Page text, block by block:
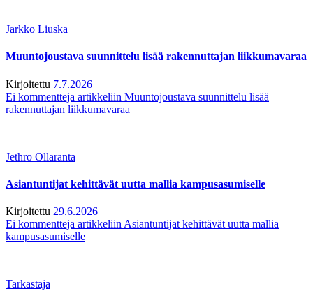
Jarkko Liuska
Muuntojoustava suunnittelu lisää rakennuttajan liikkumavaraa
Kirjoitettu 7.7.2026
Ei kommentteja artikkeliin Muuntojoustava suunnittelu lisää
rakennuttajan liikkumavaraa
Jethro Ollaranta
Asiantuntijat kehittävät uutta mallia kampusasumiselle
Kirjoitettu 29.6.2026
Ei kommentteja artikkeliin Asiantuntijat kehittävät uutta mallia
kampusasumiselle
Tarkastaja